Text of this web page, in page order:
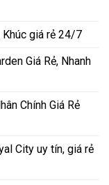
Khúc giá rẻ 24/7
Giá Rẻ, Nhanh
Chính Giá Rẻ
City uy tín, giá rẻ